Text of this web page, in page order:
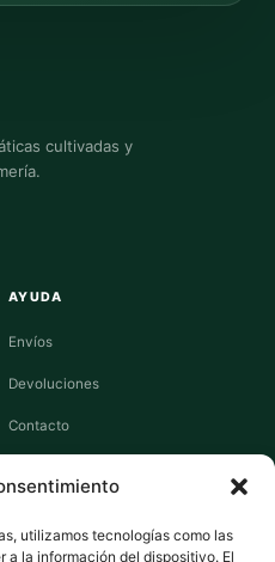
utilizamos tecnologías como las
la información del dispositivo. El
cultivadas y
AYUDA
Envíos
Devoluciones
Contacto